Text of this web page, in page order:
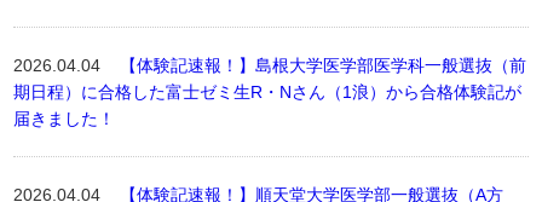
2026.04.04
【体験記速報！】島根大学医学部医学科一般選抜（前
期日程）に合格した富士ゼミ生R・Nさん（1浪）から合格体験記が
届きました！
2026.04.04
【体験記速報！】順天堂大学医学部一般選抜（A方